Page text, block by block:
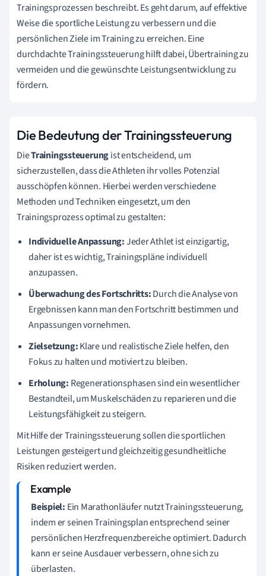
Trainingsprozessen beschreibt. Es geht darum, auf effektive
Weise die sportliche Leistung zu verbessern und die
persönlichen Ziele im Training zu erreichen. Eine
durchdachte Trainingssteuerung hilft dabei, Übertraining zu
vermeiden und die gewünschte Leistungsentwicklung zu
fördern.
Die Bedeutung der Trainingssteuerung
DieTrainingssteuerungist entscheidend, um
sicherzustellen, dass die Athleten ihr volles Potenzial
ausschöpfen können. Hierbei werden verschiedene
Methoden und Techniken eingesetzt, um den
Trainingsprozess optimal zu gestalten:
Individuelle Anpassung:Jeder Athlet ist einzigartig,
daher ist es wichtig, Trainingspläne individuell
anzupassen.
Überwachung des Fortschritts:Durch die Analyse von
Ergebnissen kann man den Fortschritt bestimmen und
Anpassungen vornehmen.
Zielsetzung:Klare und realistische Ziele helfen, den
Fokus zu halten und motiviert zu bleiben.
Erholung: Regenerationsphasen sind ein wesentlicher
Bestandteil, um Muskelschäden zu reparieren und die
Leistungsfähigkeit zu steigern.
Mit Hilfe der Trainingssteuerung sollen die sportlichen
Leistungen gesteigert und gleichzeitig gesundheitliche
Risiken reduziert werden.
Beispiel: Ein Marathonläufer nutzt Trainingssteuerung,
indem er seinen Trainingsplan entsprechend seiner
persönlichen Herzfrequenzbereiche optimiert. Dadurch
kann er seine Ausdauer verbessern, ohne sich zu
überlasten.